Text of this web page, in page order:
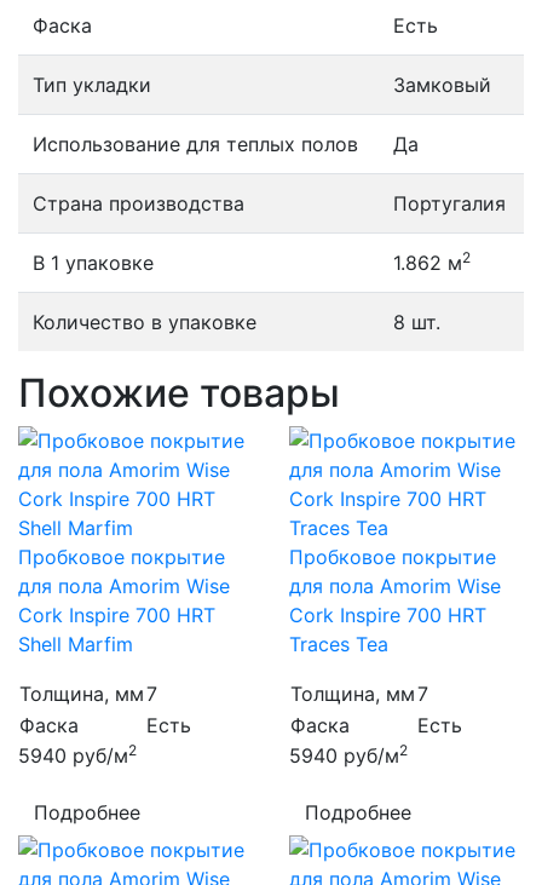
Фаска Есть
Тип укладки Замковый
Использование для теплых полов Да
Страна производства Португалия
В 1 упаковке 1.862 м2
Количество в упаковке 8 шт.
Похожие товары
Пробковое покрытие
для пола Amorim Wise
Cork Inspire 700 HRT
Shell Marfim
Толщина, мм7
Фаска
Есть
5940 руб/м2
Подробнее
Пробковое покрытие
для пола Amorim Wise
Cork Inspire 700 HRT
Traces Tea
Толщина, мм7
Фаска
Есть
5940 руб/м2
Подробнее